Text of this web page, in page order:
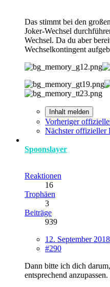
Das stimmt bei den
Joker-Wechsel
Wechsel. Da du aber
Wechselkontingent
Inhalt melden
Vorheriger
Nächster offizieller
Spoonslayer
Reaktionen
16
Trophäen
3
Beiträge
939
12. September
#290
Dann bitte ich dich
entsprechend